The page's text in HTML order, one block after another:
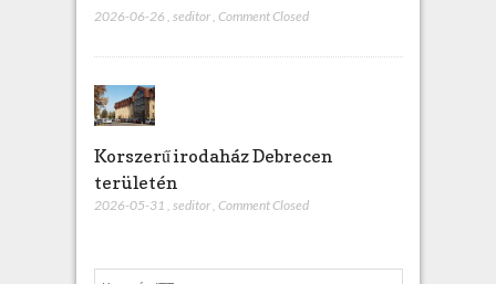
2026-06-26 seditor Comment Closed
Korszerű irodaház Debrecen
területén
2026-05-31 , seditor, Comment Closed